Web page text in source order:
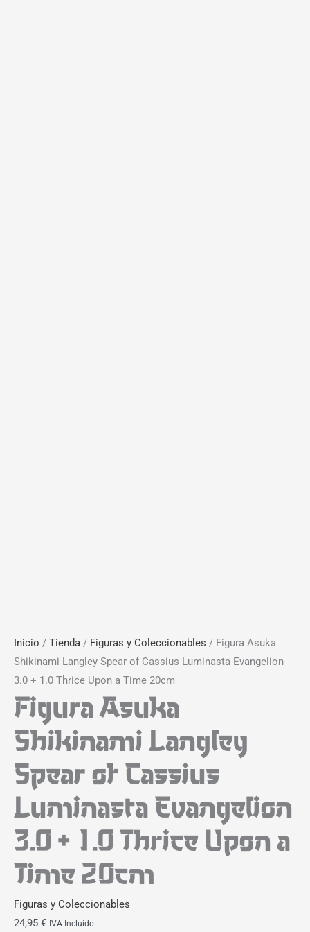
Inicio / Tienda / Figuras y Coleccionables / Figura Asuka
Shikinami Langley Spear of Cassius Luminasta Evangelion
3.0 + 1.0 Thrice Upon a Time 20cm
Figura Asuka
Shikinami Langley
Spear of Cassius
Luminasta Evangelion
3.0 + 1.0 Thrice Upon a
Time 20cm
Figuras y Coleccionables
24,95 € IVA Incluído